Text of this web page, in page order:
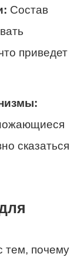
Состав
приведет
сказаться
тем, почему